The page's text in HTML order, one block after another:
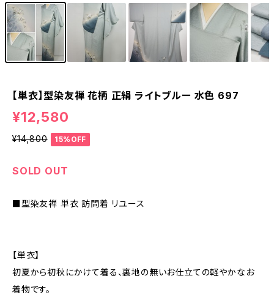
【単衣】型染友禅 花柄 正絹 ライトブルー 水色 697
¥12,580
¥14,800 15%OFF
SOLD OUT
■型染友禅 単衣 訪問着 リユース
【単衣】
初夏から初秋にかけて着る、裏地の無いお仕立ての軽やかなお
着物です。